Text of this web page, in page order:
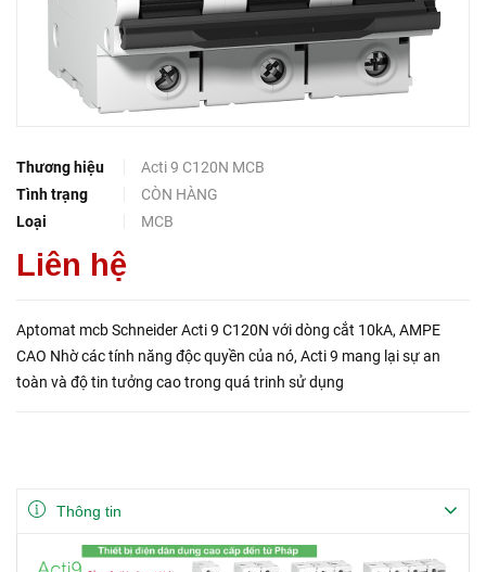
Thương hiệu
Acti 9 C120N MCB
Tình trạng
CÒN HÀNG
Loại
MCB
Liên hệ
Aptomat mcb Schneider Acti 9 C120N với dòng cắt 10kA, AMPE
CAO Nhờ các tính năng độc quyền của nó, Acti 9 mang lại sự an
toàn và độ tin tưởng cao trong quá trinh sử dụng
Thông tin